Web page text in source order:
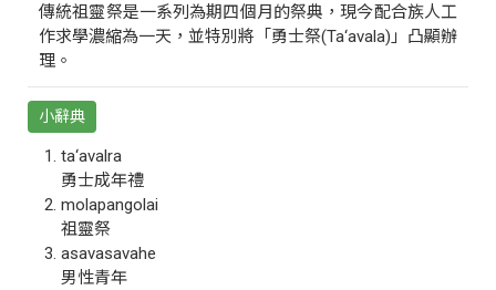
傳統祖靈祭是一系列為期四個月的祭典，現今配合族人工
作求學濃縮為一天，並特別將「勇士祭(Ta‘avala)」凸顯辦
理。
小辭典
ta‘avalra
勇士成年禮
molapangolai
祖靈祭
asavasavahe
男性青年